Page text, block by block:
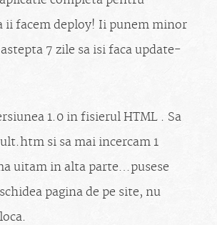
ii facem deploy! Ii punem minor
7 zile sa isi faca update-
1.0 in fisierul HTML . Sa
si sa mai incercam 1
uitam in alta parte…pusese
pagina de pe site, nu